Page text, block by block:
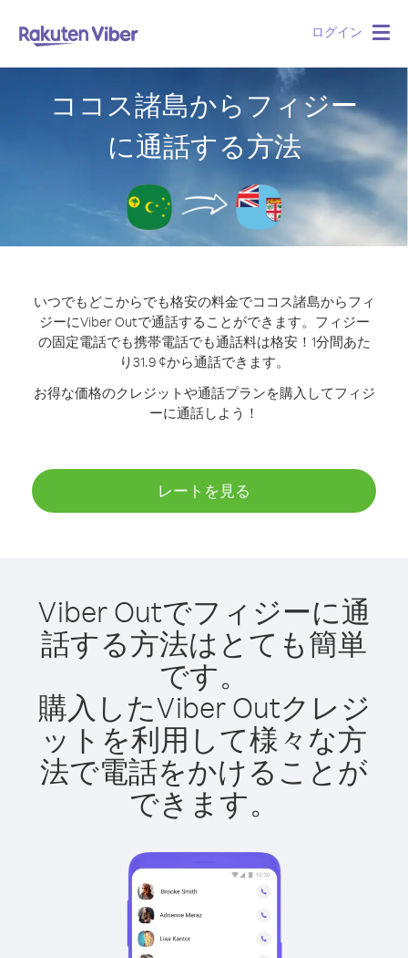
ログイン
ココス諸島からフィジー
に通話する方法
いつでもどこからでも格安の料金でココス諸島からフィ
ジーにViber Outで通話することができます。 フィジー
の固定電話でも携帯電話でも通話料は格安！1分間あた
り31.9 ¢から通話できます。
お得な価格のクレジットや通話プランを購入してフィジ
ーに通話しよう！
レートを見る
Viber Outでフィジーに通
話する方法はとても簡単
です。
購入したViber Outクレジ
ットを利用して様々な方
法で電話をかけることが
できます。